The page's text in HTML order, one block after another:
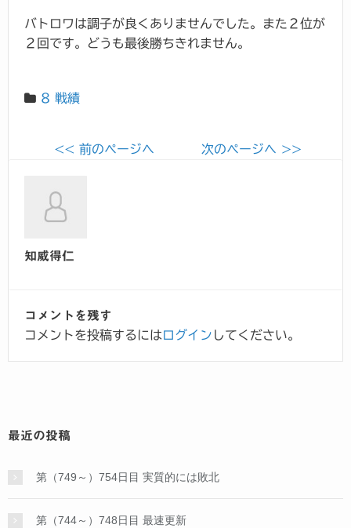
バトロワは調子が良くありませんでした。また２位が
２回です。どうも最後勝ちきれません。
8 戦績
<< 前のページへ 次のページへ >>
知威得仁
コメントを残す
コメントを投稿するにはログイン してください。
最近の投稿
第（749～）754日目 実質的には敗北
第（744～）748日目 最速更新